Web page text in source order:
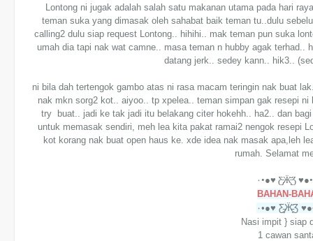
Lontong ni jugak adalah salah satu makanan utama pada hari
teman suka yang dimasak oleh sahabat baik teman tu..dulu
calling2 dulu siap request Lontong.. hihihi.. mak teman pun suka
umah dia tapi nak wat camne.. masa teman n hubby agak
datang jerk.. sedey kann.. hik3..
ni bila dah tertengok gambo atas ni rasa macam teringin nak buat
nak mkn sorg2 kot.. aiyoo.. tp xpelea.. teman simpan gak resepi
try buat.. jadi ke tak jadi itu belakang citer hokehh.. ha2.. dan
untuk memasak sendiri, meh lea kita pakat ramai2 nengok resepi
kot korang nak buat open haus ke. xde idea nak masak apa,leh
rumah. Selamat
BAHAN-
Nasi impit } siap
1 cawan